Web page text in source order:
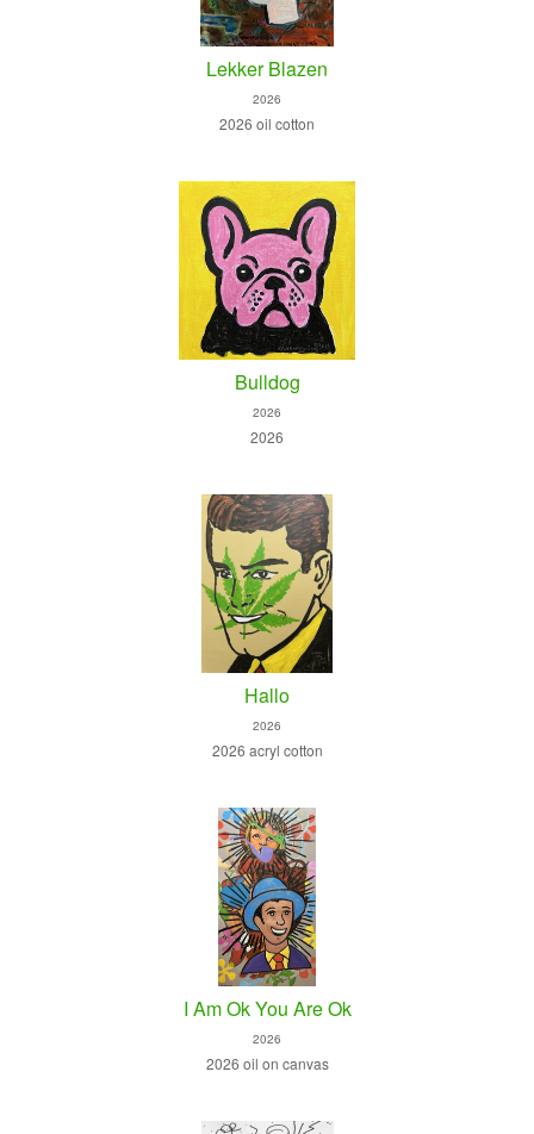
Lekker Blazen
2026
2026 oil cotton
Bulldog
2026
2026
Hallo
2026
2026 acryl cotton
I Am Ok You Are Ok
2026
2026 oil on canvas